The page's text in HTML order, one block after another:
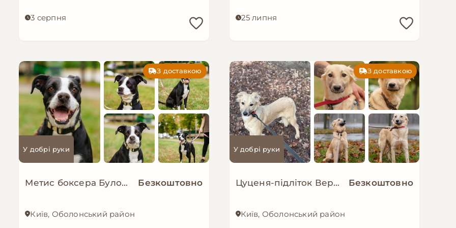
3 серпня 25 липня
З доставкою
У добрі руки
Метис боксера Булочка мріє про сімʼю!! Безкоштовно
Київ, Оболонський район
З доставкою
У добрі руки
Цуценя-підліток Верона в добрі руки! Безкоштовно
Київ, Оболонський район